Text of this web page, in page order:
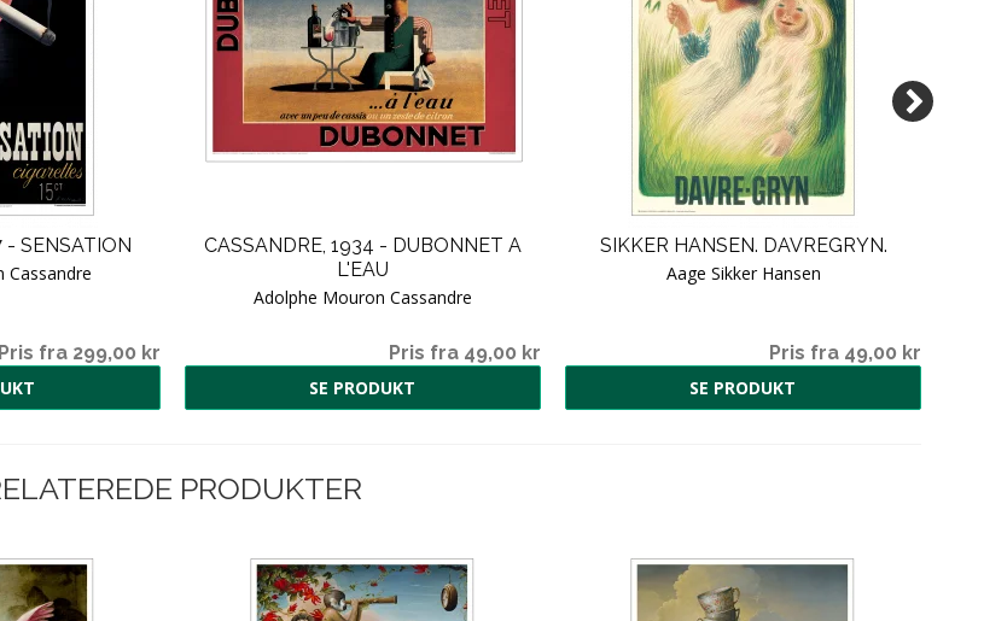
- SENSATION
Cassandre
Pris fra 299,00 kr
CASSANDRE, 1934 - DUBONNET A
L'EAU
Adolphe Mouron Cassandre
Pris fra 49,00 kr
SE PRODUKT
SIKKER HANSEN. DAVREGRYN.
Aage Sikker Hansen
Pris fra 49,00 kr
SE PRODUKT
PRODUKTER